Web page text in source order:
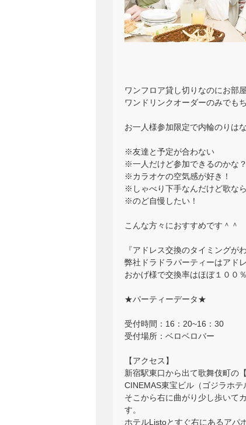
ワンフロア貸し切りなのにお部
ワンドリンクオーダーのみでも
お一人様参加限定で内輪のりは
※友達と予定が合わない
※一人だけど参加できるのかな？
※カラオケの空気感が好き！
※しゃべり下手なんだけど歌なら
※のど自慢したい！
こんな方々におすすめです＾＾
『アドレス交換のタイミングが
弊社ドラドラパーティーはアド
おかげ様で交換率はほぼ１００
★パーティーデータ★
受付時間：16：20~16：30
受付場所：ベロベロバー
【アクセス】
新宿駅東口から出て歌舞伎町の
CINEMAS東宝ビル（ゴジラホテ
そこから右に曲がり少し歩いて
す。
ホテルListoとすぐ右にあるアパ